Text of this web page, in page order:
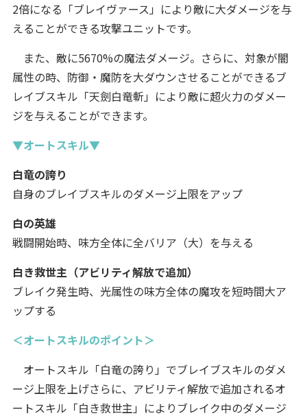
2倍になる「ブレイヴァース」により敵に大ダメージを与
えることができる攻撃ユニットです。
また、敵に5670%の魔法ダメージ。さらに、対象が闇
属性の時、防御・魔防を大ダウンさせることができるブ
レイブスキル「天劍白竜斬」により敵に超火力のダメー
ジを与えることができます。
▼オートスキル▼
白竜の誇り
自身のブレイブスキルのダメージ上限をアップ
白の英雄
戦闘開始時、味方全体に全バリア（大）を与える
白き救世主（アビリティ解放で追加）
ブレイク発生時、光属性の味方全体の魔攻を短時間大ア
ップする
＜オートスキルのポイント＞
オートスキル「白竜の誇り」でブレイブスキルのダメ
ージ上限を上げさらに、アビリティ解放で追加されるオ
ートスキル「白き救世主」によりブレイク中のダメージ